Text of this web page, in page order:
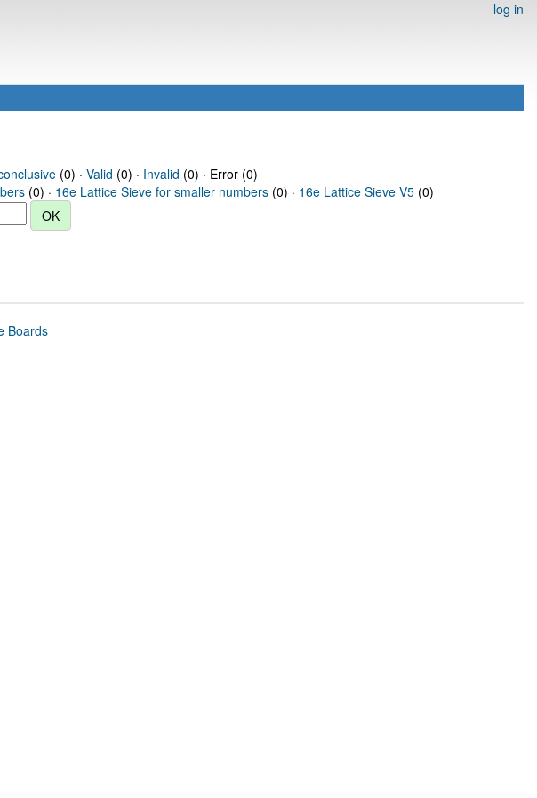
log in
(0) · Valid (0) · Invalid (0) · Error (0)
(0) · 16e Lattice Sieve for smaller numbers (0) · 16e Lattice Sieve V5 (0)
Boards